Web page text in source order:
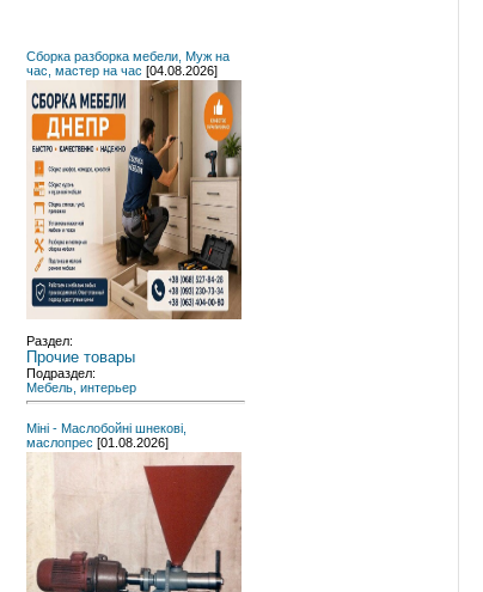
Сборка разборка мебели, Муж на
час, мастер на час [04.08.2026]
Раздел:
Прочие товары
Подраздел:
Мебель, интерьер
Міні - Маслобойні шнекові,
маслопрес [01.08.2026]